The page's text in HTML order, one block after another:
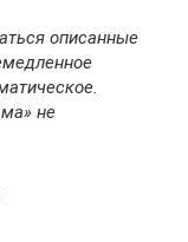
описанные
не